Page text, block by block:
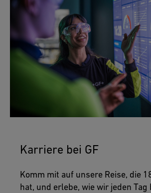
Karriere bei GF
Komm mit auf unsere Reise, die
hat, und erlebe, wie wir jeden Tag